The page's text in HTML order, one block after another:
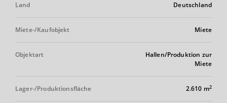
Land Deutschland
Miete-/Kaufobjekt Miete
Objektart
Hallen/Produktion zur
Miete
Lager-/Produktionsfläche 2.610 m2